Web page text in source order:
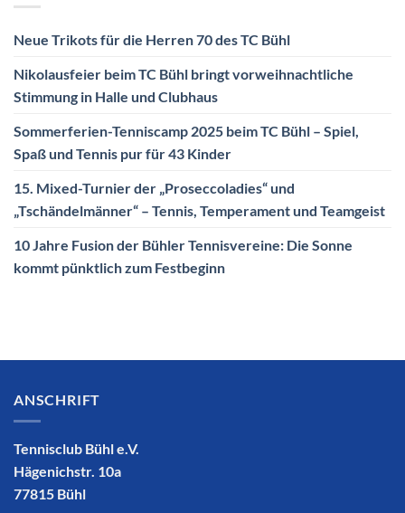
Neue Trikots für die Herren 70 des TC Bühl
Nikolausfeier beim TC Bühl bringt vorweihnachtliche
Stimmung in Halle und Clubhaus
Sommerferien-Tenniscamp 2025 beim TC Bühl – Spiel,
Spaß und Tennis pur für 43 Kinder
15. Mixed-Turnier der „Proseccoladies“ und
„Tschändelmänner“ – Tennis, Temperament und Teamgeist
10 Jahre Fusion der Bühler Tennisvereine: Die Sonne
kommt pünktlich zum Festbeginn
ANSCHRIFT
Tennisclub Bühl e.V.
Hägenichstr. 10a
77815 Bühl